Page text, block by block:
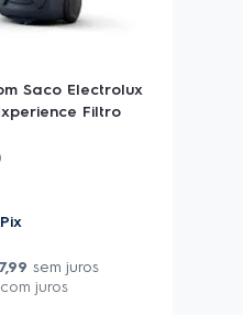
Saco Electrolux
Filtro
Pix
,99 sem juros
com juros